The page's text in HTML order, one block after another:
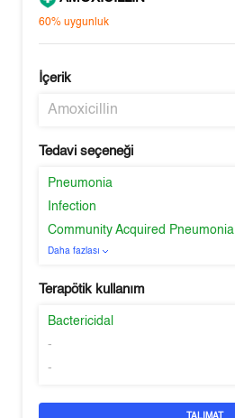
60%uygunluk
İçerik
Amoxicillin
Tedavi seçeneği
Pneumonia
Infection
Community Acquired Pneumonia
Daha fazlası
Terapötik kullanım
Bactericidal
-
-
TALIMAT